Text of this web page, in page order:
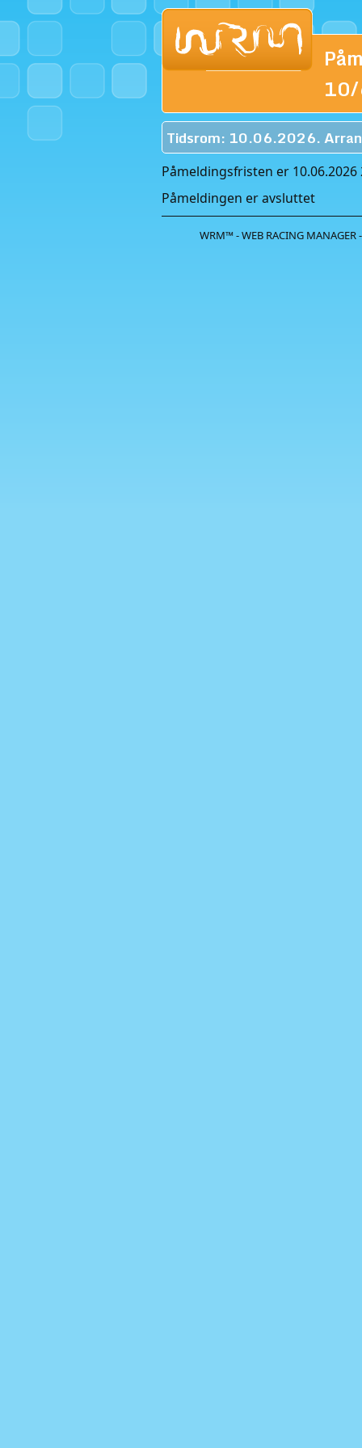
Tidsrom: 10.06.2026.
Påmeldingsfristen er 10.06.2026
Påmeldingen er avsluttet
WRM™ - WEB RACING MANAGER